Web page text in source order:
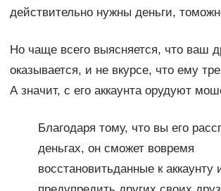
действительно нужны деньги,
Но чаще всего выясняется, что ваш
оказывается, и не вкурсе, что ему
А значит, с его аккаунта орудуют
Благодаря тому, что вы его
деньгах, он сможет вовремя
восстановитьданные к аккаунту